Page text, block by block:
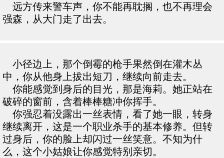
远方传来警车声，你不能再耽搁，也不再理会
强森，从大门走了出去。
小径边上，那个倒霉的枪手果然倒在灌木丛
中，你从他身上拔出短刀，继续向前走去。
你能感觉到身后的目光，那是海莉。她正站在
破碎的窗前，含着棒棒糖冲你挥手。
你强忍着没露出一丝表情，看了她一眼，转身
继续离开，这是一个职业杀手的基本修养。但转
过身后，你的脸上却闪过一丝笑意。不知为什
么，这个小姑娘让你感觉特别亲切。